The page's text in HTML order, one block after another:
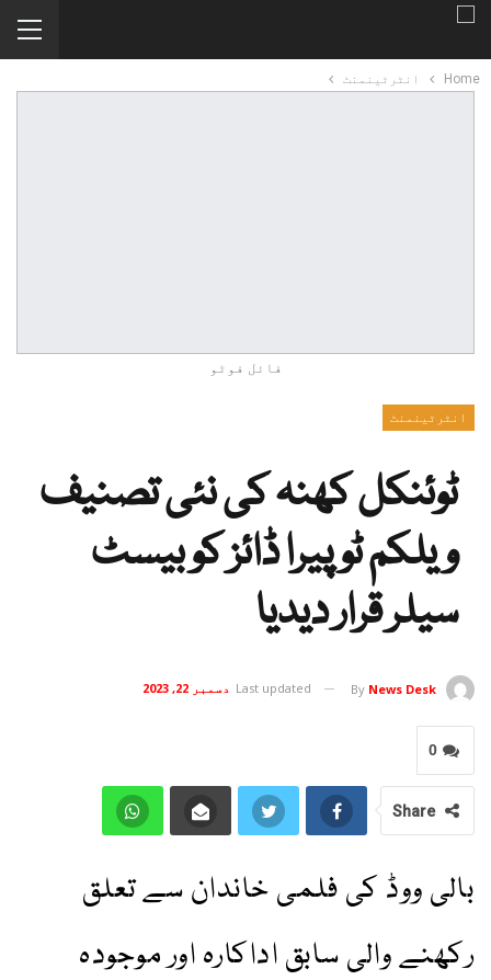
Home انٹرٹینمنٹ
فائل فوٹو
انٹرٹینمنٹ
ٹوئنکل کھنہ کی نئی تصنیف
ویلکم ٹو پیرا ڈائز کو بیسٹ
سیلر قرار دیدیا
By News Desk
Last updated دسمبر 22, 2023
0
Share
بالی ووڈ کی فلمی خاندان سے تعلق
رکھنے والی سابق اداکارہ اور موجودہ